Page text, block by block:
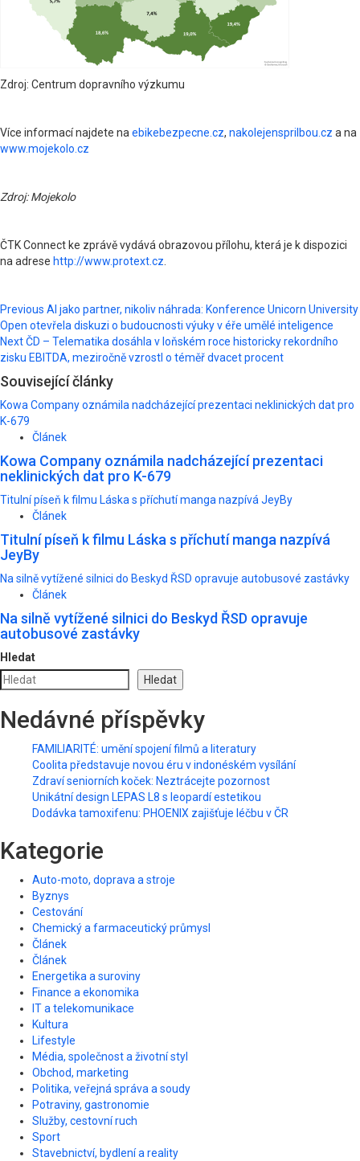
Zdroj: Centrum dopravního výzkumu
Více informací najdete na ebikebezpecne.cz, nakolejensprilbou.cz a na
www.mojekolo.cz
Zdroj: Mojekolo
ČTK Connect ke zprávě vydává obrazovou přílohu, která je k dispozici
na adrese http://www.protext.cz
Post
navigation
Previous AI jako partner, nikoliv náhrada: Konference Unicorn University
Open otevřela diskuzi o budoucnosti výuky v éře umělé inteligence
NextČD – Telematika dosáhla v loňském roce historicky rekordního
zisku EBITDA, meziročně vzrostl o téměř dvacet procent
Související články
Kowa Company oznámila nadcházející prezentaci neklinických dat pro
K-679
Článek
Kowa Company oznámila nadcházející prezentaci
neklinických dat pro K-679
Titulní píseň k filmu Láska s příchutí manga nazpívá JeyBy
Článek
Titulní píseň k filmu Láska s příchutí manga nazpívá
JeyBy
Na silně vytížené silnici do Beskyd ŘSD opravuje autobusové zastávky
Článek
Na silně vytížené silnici do Beskyd ŘSD opravuje
autobusové zastávky
Hledat
Hledat
Nedávné příspěvky
FAMILIARITÉ: umění spojení filmů a literatury
Coolita představuje novou éru v indonéském vysílání
Zdraví seniorních koček: Neztrácejte pozornost
Unikátní design LEPAS L8 s leopardí estetikou
Dodávka tamoxifenu: PHOENIX zajišťuje léčbu v ČR
Kategorie
Auto-moto, doprava a stroje
Byznys
Cestování
Chemický a farmaceutický průmysl
Článek
Článek
Energetika a suroviny
Finance a ekonomika
IT a telekomunikace
Kultura
Lifestyle
Média, společnost a životní styl
Obchod, marketing
Politika, veřejná správa a soudy
Potraviny, gastronomie
Služby, cestovní ruch
Sport
Stavebnictví, bydlení a reality